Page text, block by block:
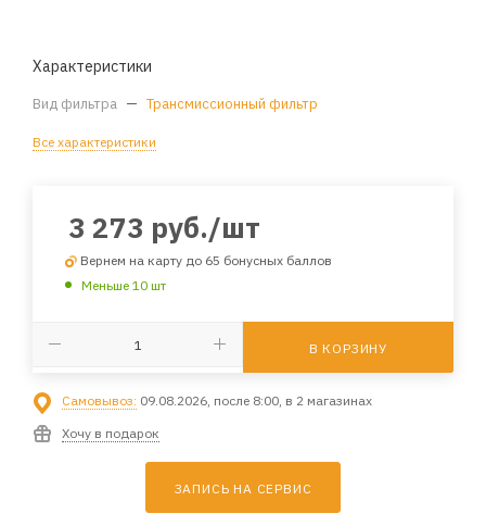
Характеристики
Вид фильтра — Трансмиссионный фильтр
Все характеристики
3 273 руб./шт
Вернем на карту до 65 бонусных баллов
Меньше 10 шт
В КОРЗИНУ
Самовывоз: 09.08.2026, после 8:00, в 2 магазинах
Хочу в подарок
ЗАПИСЬ НА СЕРВИС